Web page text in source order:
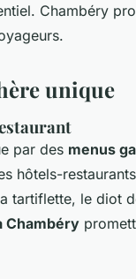
Chambéry
unique
par des menus
hôtels-
tartiflette, le diot
Chambéry